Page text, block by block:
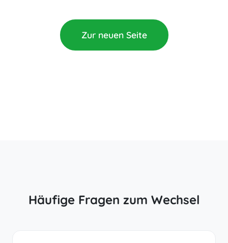
Zur neuen Seite
Häufige Fragen zum Wechsel